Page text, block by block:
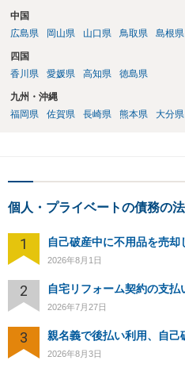
中国
広島県
岡山県 山口県 鳥取県 島根県
四国
香川県
愛媛県 高知県 徳島県
九州・沖縄
福岡県
佐賀県 長崎県 熊本県 大分県
個人・プライベートの債務の
1 自己破産中に不用品を売却
2026年8月1日
2 自宅リフォーム契約の支払
2026年7月27日
3 親名義で後払い利用、自己
2026年8月3日